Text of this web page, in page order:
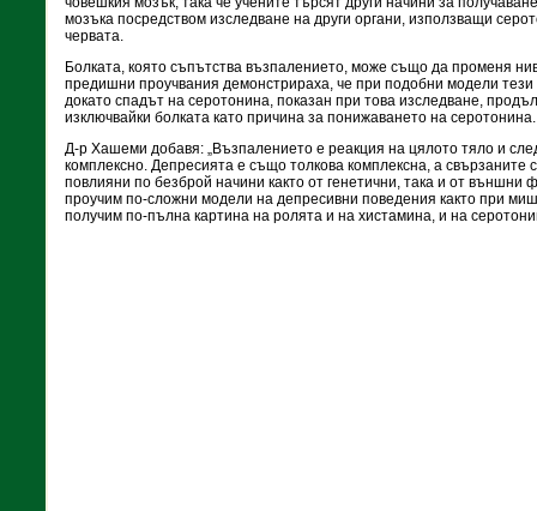
мозъка посредством изследване на други органи, използващи
червата.
Болката, която съпътства възпалението, може също да променя
предишни проучвания демонстрираха, че при подобни модели
докато спадът на серотонина, показан при това изследване,
изключвайки болката като причина за понижаването на серотонина.
Д-р Хашеми добавя: „Възпалението е реакция на цялото тяло и
комплексно. Депресията е също толкова комплексна, а свързаните
повлияни по безброй начини както от генетични, така и от външни
проучим по-сложни модели на депресивни поведения както при
получим по-пълна картина на ролята и на хистамина, и на